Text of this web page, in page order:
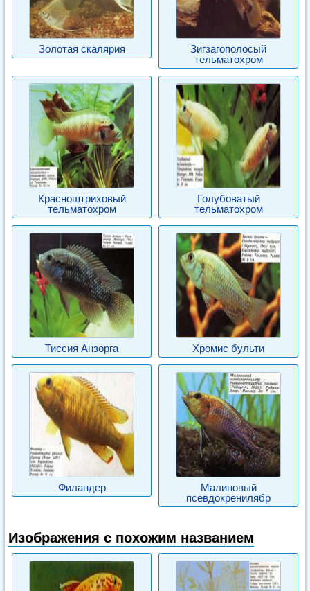
Золотая скалярия
Зигзагополосый
тельматохром
Красноштриховый
тельматохром
Голубоватый
тельматохром
Тиссия Анзорга Хромис бульти
Филандер
Малиновый
псевдокренилябр
Изображения с похожим названием